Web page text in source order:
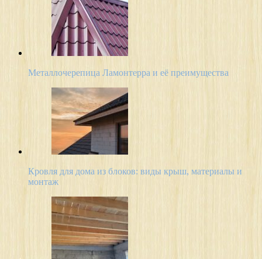
Металлочерепица Ламонтерра и её преимущества
Кровля для дома из блоков: виды крыш, материалы и
монтаж